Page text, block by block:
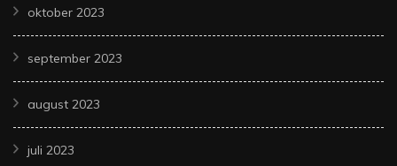
oktober 2023
september 2023
august 2023
juli 2023